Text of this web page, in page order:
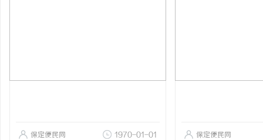
保定便民网 1970-01-01 保定便民网